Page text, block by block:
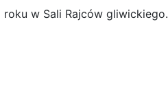
w Sali Rajców gliwickiego.